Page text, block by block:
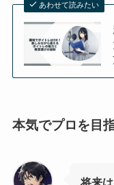
あわせて読みたい
本気でプロを目
将来